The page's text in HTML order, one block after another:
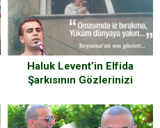
Haluk Levent’in Elfida
Şarkısının Gözlerinizi